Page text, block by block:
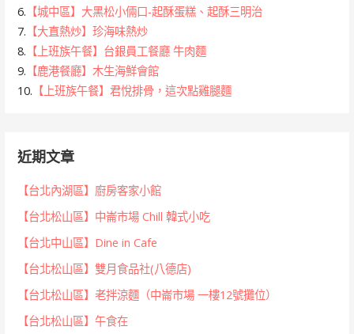
6. 【城中區】大黑松小倆口-起酥蛋糕、起酥三明治
7. 【大直熱炒】珍海味熱炒
8. 【上班族午餐】台銀員工餐廳 牛肉麵
9. 【鹿港餐廳】木生海鮮會館
10. 【上班族午餐】君悅排骨，這次點雞腿麵
近期文章
【台北內湖區】廚房客家小館
【台北松山區】中崙市場 Chill 韓式小吃
【台北中山區】Dine in Cafe
【台北松山區】雙月食品社(八德店)
【台北松山區】老拌涼麵（中崙市場 一樓12號攤位）
【台北松山區】午食在